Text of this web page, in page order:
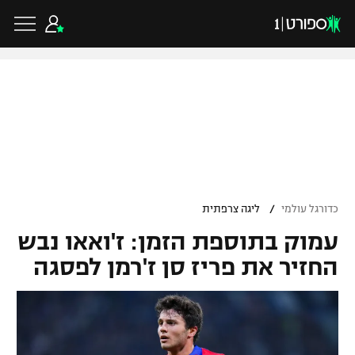
גביע הטוטו
ליגת האלופות
ליגה אירופית
ליגה אנגלית
כדורסל ישראלי
ליגת ווינר סל
כדורגל עולמי / ליגה צרפתית
עמוק בתוספת הזמן: ז'ואאו נבש
החזיר את פריז סן ז'רמן לפסגה